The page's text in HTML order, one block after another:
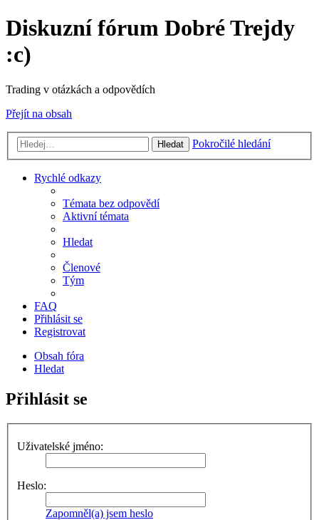
Diskuzní fórum Dobré Trejdy
:c)
Trading v otázkách a odpovědích
Přejít na obsah
Hledat Pokročilé hledání
Rychlé odkazy
Témata bez odpovědí
Aktivní témata
Hledat
Členové
Tým
FAQ
Přihlásit se
Registrovat
Obsah fóra
Hledat
Přihlásit se
Uživatelské jméno:
Heslo:
Zapomněl(a) jsem heslo